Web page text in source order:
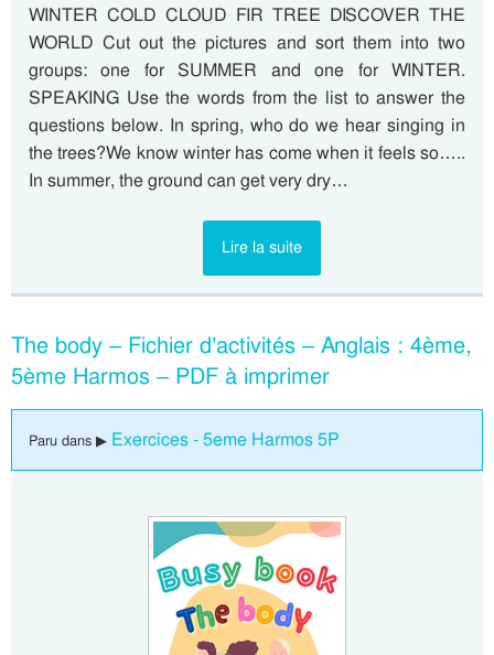
WINTER COLD CLOUD FIR TREE DISCOVER THE
WORLD Cut out the pictures and sort them into two
groups: one for SUMMER and one for WINTER.
SPEAKING Use the words from the list to answer the
questions below. In spring, who do we hear singing in
the trees?We know winter has come when it feels so…..
In summer, the ground can get very dry…
Lire la suite
The body – Fichier d’activités – Anglais : 4ème,
5ème Harmos – PDF à imprimer
Paru dans ▶ Exercices - 5eme Harmos 5P